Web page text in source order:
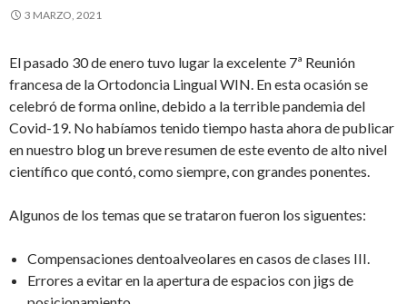
3 MARZO, 2021
El pasado 30 de enero tuvo lugar la excelente 7ª Reunión
francesa de la Ortodoncia Lingual WIN. En esta ocasión se
celebró de forma online, debido a la terrible pandemia del
Covid-19. No habíamos tenido tiempo hasta ahora de publicar
en nuestro blog un breve resumen de este evento de alto nivel
científico que contó, como siempre, con grandes ponentes.
Algunos de los temas que se trataron fueron los siguentes:
Compensaciones dentoalveolares en casos de clases III.
Errores a evitar en la apertura de espacios con jigs de